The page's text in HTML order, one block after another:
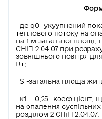
де q0 -укуупнений
теплового потоку на
на 1 м загальної площі,
СНіП 2.04.07 при
зовнішнього повітря
Вт;
S -загальна площа
к1 = 0,25- коефіцієнт,
на опалення
розділом 2 СНіП 2.04.07.